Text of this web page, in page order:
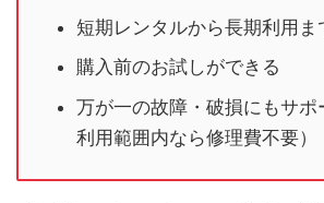
短期レンタルから長期利用ま
購入前のお試しができる
万が一の故障・破損にもサポ
利用範囲内なら修理費不要）